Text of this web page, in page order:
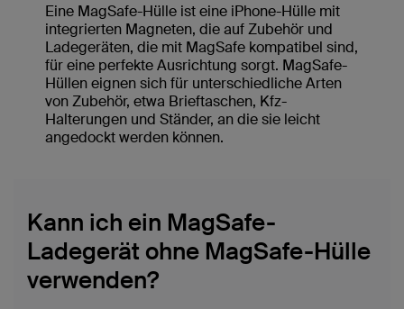
Eine MagSafe-Hülle ist eine iPhone-Hülle mit
integrierten Magneten, die auf Zubehör und
Ladegeräten, die mit MagSafe kompatibel sind,
für eine perfekte Ausrichtung sorgt. MagSafe-
Hüllen eignen sich für unterschiedliche Arten
von Zubehör, etwa Brieftaschen, Kfz-
Halterungen und Ständer, an die sie leicht
angedockt werden können.
Kann ich ein MagSafe-
Ladegerät ohne MagSafe-Hülle
verwenden?